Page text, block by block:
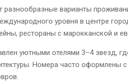
варианты
уровня в центре
рестораны с марокканской и
уютными отелями 3–4 звезд,
Номера часто оформлены